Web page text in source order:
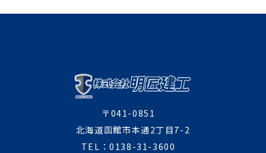
〒041-0851
北海道函館市本通2丁目7-2
TEL：0138-31-3600